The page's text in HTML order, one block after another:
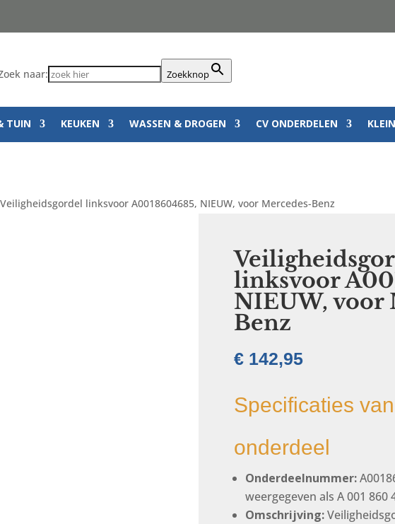
naar: Zoekknop
TUIN KEUKEN WASSEN & DROGEN CV ONDERDELEN
linksvoor A0018604685, NIEUW, voor Mercedes-Benz
linksvoor
NIEUW, voor
Benz
€142,95
Specificaties
onderdeel
Onderdeelnummer:
weergegeven als A 001 860
Omschrijving: